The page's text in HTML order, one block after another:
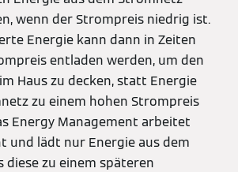
wenn der Strompreis niedrig ist.
Energie kann dann in Zeiten
entladen werden, um den
Haus zu decken, statt Energie
zu einem hohen Strompreis
Energy Management arbeitet
und lädt nur Energie aus dem
diese zu einem späteren